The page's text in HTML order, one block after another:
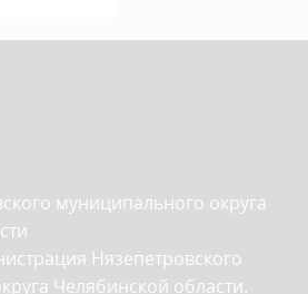
муниципального округа
Нязепетровского
Челябинской области.